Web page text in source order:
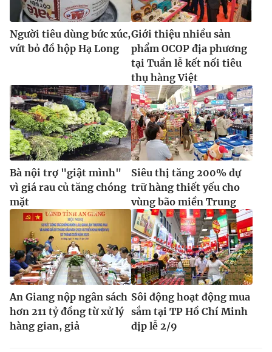
Người tiêu dùng bức xúc,
vứt bỏ đồ hộp Hạ Long
Giới thiệu nhiều sản
phẩm OCOP địa phương
tại Tuần lễ kết nối tiêu
thụ hàng Việt
Bà nội trợ "giật mình"
vì giá rau củ tăng chóng
mặt
Siêu thị tăng 200% dự
trữ hàng thiết yếu cho
vùng bão miền Trung
An Giang nộp ngân sách
hơn 211 tỷ đồng từ xử lý
hàng gian, giả
Sôi động hoạt động mua
sắm tại TP Hồ Chí Minh
dịp lễ 2/9